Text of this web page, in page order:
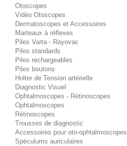
Otoscopes
Vidéo Otoscopes
Dermatoscopes et Accessoires
Marteaux à réflexes
Piles Varta - Rayovac
Piles standards
Piles rechargeables
Piles boutons
Holter de Tension artérielle
Diagnostic Visuel
Ophtalmoscopes - Rétinoscopes
Ophtalmoscopes
Rétinoscopes
Trousses de diagnostic
Accessoires pour oto-ophtalmoscopes
Spéculums auriculaires